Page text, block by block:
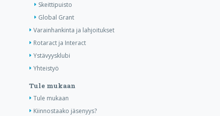
Skeittipuisto
Global Grant
Varainhankinta ja lahjoitukset
Rotaract ja Interact
Ystävyysklubi
Yhteistyö
Tule mukaan
Tule mukaan
Kiinnostaako jäsenyys?